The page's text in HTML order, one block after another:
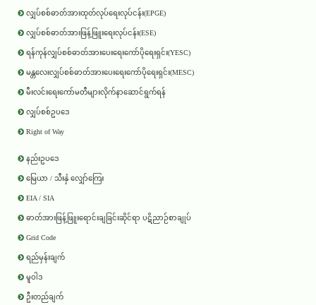
လျှပ်စစ်ဓာတ်အားထုတ်လုပ်ရေးလုပ်ငန်း(EPGE)
လျှပ်စစ်ဓာတ်အားဖြန့်ဖြူးရေးလုပ်ငန်း(ESE)
ရန်ကုန်လျှပ်စစ်ဓာတ်အားပေးရေးကော်ပိုရေးရှင်း(YESC)
မန္တလေးလျှပ်စစ်ဓာတ်အားပေးရေးကော်ပိုရေးရှင်း(MESC)
မီးလင်းရေးကော်မတီများလိုက်နာဆောင်ရွက်ရန်
လျှပ်စစ်ဥပဒေ
Right of Way
နည်းဥပဒေ
မြေယာ / သီးနှံ လျှော်ကြေး
EIA / SIA
ဓာတ်အားဖြန့်ဖြူးရောင်းချခြင်းဆိုင်ရာ ပဋိညာဉ်စာချုပ်
Grid Code
ရည်မှန်းချက်
မူဝါဒ
ဦးတည်ချက်